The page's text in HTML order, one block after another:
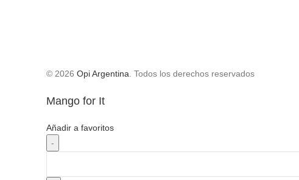
© 2026 Opi Argentina . Todos los derechos reservados
Mango for It
Añadir a favoritos